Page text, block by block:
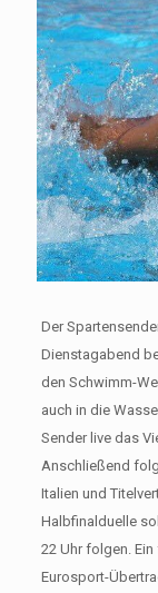
Der
Dienstagabend
den Schwimm-
auch in die
Sender live das
Anschließend
Italien und
Halbfinalduelle
22 Uhr folgen.
Eurosport-